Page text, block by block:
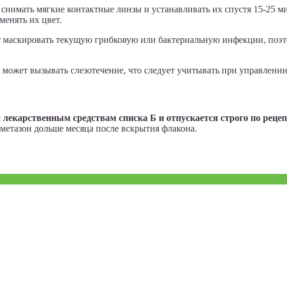
мягкие контактные линзы и устанавливать их спустя 15-25
их цвет.
текущую грибковую или бактериальную инфекции,
вызывать слезотечение, что следует учитывать при
средствам списка Б и отпускается строго по
дольше месяца после вскрытия флакона.